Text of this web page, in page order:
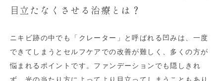
目立たなくさせる治療とは？
ニキビ跡の中でも「クレーター」と呼ばれる凹みは、一度
できてしまうとセルフケアでの改善が難しく、多くの方が
悩まれるポイントです。ファンデーションでも隠しきれ